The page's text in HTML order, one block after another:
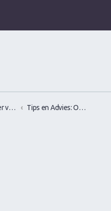
Versiertips over vrouwen versieren, flirten en verleiden Tips en Advies: Openen & Gesprekstechnieken. Openingszinnen en zin om te openen. De eerste stap om te gaan vrouwen versieren.